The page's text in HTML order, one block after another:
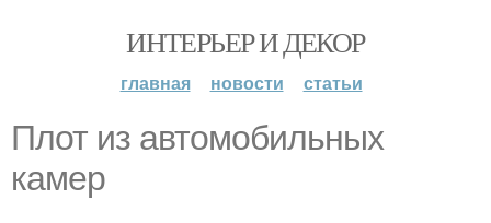
ИНТЕРЬЕР И ДЕКОР
главная новости статьи
Плот из автомобильных
камер